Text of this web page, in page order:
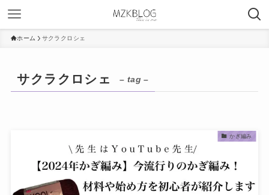
ホーム サクラクロシェ
サクラクロシェ – tag –
かぎ編み